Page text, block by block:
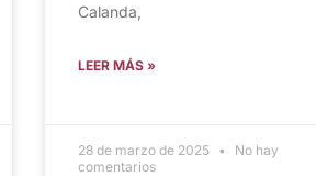
Calanda,
LEER MÁS »
28 de marzo de 2025
No hay
comentarios